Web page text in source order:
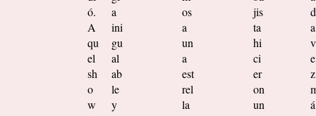
ó.
A
qu
el
sh
o
w
a
ini
gu
al
ab
le
y
os
a
un
a
est
rel
la
jis
ta
hi
ci
er
on
un
d
a
v
e
z
á